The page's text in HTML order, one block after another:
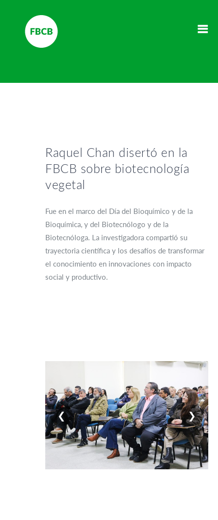
Raquel Chan disertó en la
FBCB sobre biotecnología
vegetal
Fue en el marco del Día del Bioquímico y de la
Bioquímica, y del Biotecnólogo y de la
Biotecnóloga. La investigadora compartió su
trayectoria científica y los desafíos de transformar
el conocimiento en innovaciones con impacto
social y productivo.
❮ ❯